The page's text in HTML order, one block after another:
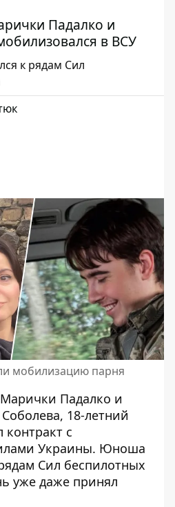
Падалко и
в ВСУ
к рядам Сил
мобилизацию парня
Падалко и
18-летний
контракт с
Украины. Юноша
Сил беспилотных
уже даже принял